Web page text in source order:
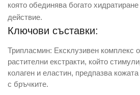
която обединява богато
действие.
Ключови съставки:
Трипласмин: Ексклузивен комплекс
растителни екстракти, който
колаген и еластин, предпазва
с бръчките.